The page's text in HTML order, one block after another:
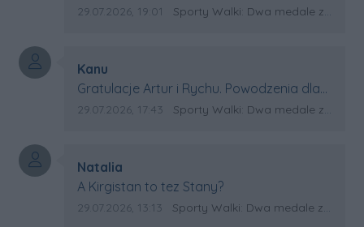
Data dodania komentarza:
29.07.2026, 19:01 Źródło komentarza:
Sporty Walki: Dwa medale za oceanem
Autor komentarza:
Kanu
Treść komentarza:
Gratulacje Artur i Rychu. Powodzenia dla
Kirgistanu.
Data dodania komentarza:
29.07.2026, 17:43 Źródło komentarza:
Sporty Walki: Dwa medale za oceanem
Autor komentarza:
Natalia
Treść komentarza:
A Kirgistan to tez Stany?
Data dodania komentarza:
29.07.2026, 13:13 Źródło komentarza:
Sporty Walki: Dwa medale za oceanem